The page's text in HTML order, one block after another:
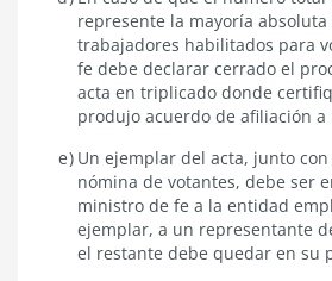
represente la mayoría
trabajadores habilitados para
fe debe declarar cerrado el
acta en triplicado donde
produjo acuerdo de afiliación a
Un ejemplar del acta, junto
nómina de votantes, debe ser
ministro de fe a la entidad
ejemplar, a un representante
el restante debe quedar en su